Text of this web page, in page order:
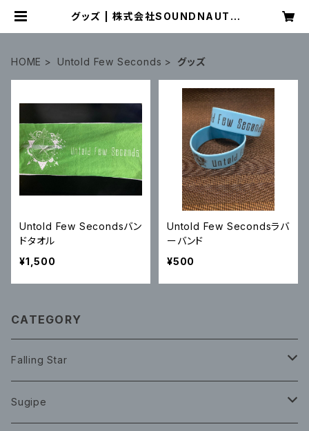
グッズ | 株式会社SOUNDNAUTS
HOME Untold Few Seconds グッズ
Untold Few Secondsバン
ドタオル
¥1,500
Untold Few Secondsラバ
ーバンド
¥500
CATEGORY
Falling Star
CD
Sugipe